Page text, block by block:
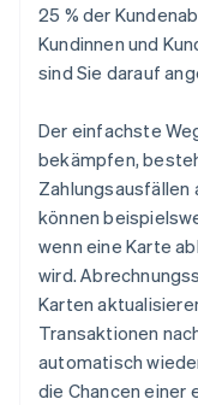
25 % der
Kundinnen und
sind Sie darauf
Der einfachste
bekämpfen,
Zahlungsausfällen
können
wenn eine Karte
wird.
Karten
Transaktionen
automatisch
die Chancen einer